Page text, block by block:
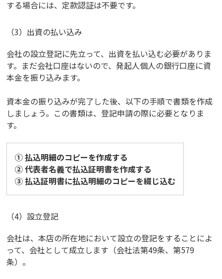
する場合には、定款認証は不要です。
（3）出資の払い込み
会社の設立登記に先立って、出資を払い込む必要がありま
す。まだ会社口座はないので、発起人個人の銀行口座に資
本金を振り込みます。
資本金の振り込みが完了した後、以下の手順で書類を作成
しましょう。この書類は、登記申請の際に必要となりま
す。
① 払込明細のコピーを作成する
② 代表者名義で払込証明書を作成する
③ 払込証明書に払込明細のコピーを綴じ込む
（4）設立登記
会社は、本店の所在地において設立の登記をすることによ
って、会社として成立します（会社法第49条、第579
条）。